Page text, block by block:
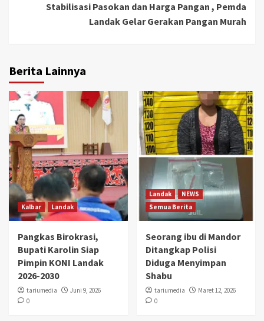
Stabilisasi Pasokan dan Harga Pangan , Pemda
Landak Gelar Gerakan Pangan Murah
Berita Lainnya
Kalbar Landak
Pangkas Birokrasi,
Bupati Karolin Siap
Pimpin KONI Landak
2026-2030
tariumedia
Juni 9, 2026
0
Landak
NEWS
Semua Berita
Seorang ibu di Mandor
Ditangkap Polisi
Diduga Menyimpan
Shabu
tariumedia
Maret 12, 2026
0